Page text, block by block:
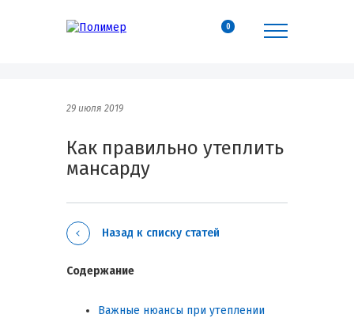
0
29 июля 2019
Как правильно утеплить
мансарду
Назад к списку статей
Содержание
Важные нюансы при утеплении